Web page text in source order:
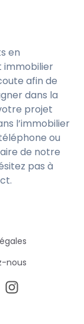
en
immobilier
afin de
dans la
projet
l’immobilier
ou
de notre
pas à
nous